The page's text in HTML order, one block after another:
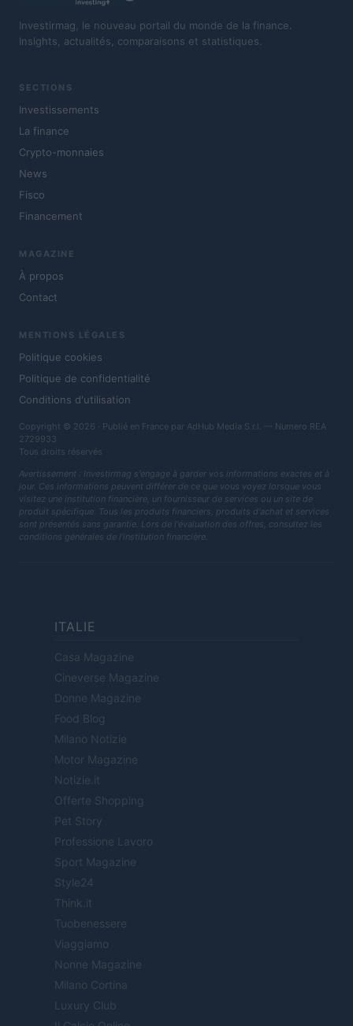
Investirmag, le nouveau portail du monde de la finance.
Insights, actualités, comparaisons et statistiques.
SECTIONS
Investissements
La finance
Crypto-monnaies
News
Fisco
Financement
MAGAZINE
À propos
Contact
MENTIONS LÉGALES
Politique cookies
Politique de confidentialité
Conditions d'utilisation
Copyright © 2026 · Publié en France par AdHub Media S.r.l. — Numero REA
2729933
Tous droits réservés
Avertissement : Investirmag s'engage à garder vos informations exactes et à
jour. Ces informations peuvent différer de ce que vous voyez lorsque vous
visitez une institution financière, un fournisseur de services ou un site de
produit spécifique. Tous les produits financiers, produits d'achat et services
sont présentés sans garantie. Lors de l'évaluation des offres, consultez les
conditions générales de l'institution financière.
ITALIE
Casa Magazine
Cineverse Magazine
Donne Magazine
Food Blog
Milano Notizie
Motor Magazine
Notizie.it
Offerte Shopping
Pet Story
Professione Lavoro
Sport Magazine
Style24
Think.it
Tuobenessere
Viaggiamo
Nonne Magazine
Milano Cortina
Luxury Club